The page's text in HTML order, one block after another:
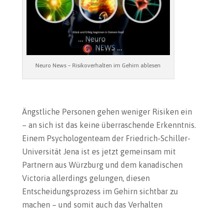
Neuro News – Risikoverhalten im Gehirn ablesen
Ängstliche Personen gehen weniger Risiken ein
– an sich ist das keine überraschende Erkenntnis.
Einem Psychologenteam der Friedrich-Schiller-
Universität Jena ist es jetzt gemeinsam mit
Partnern aus Würzburg und dem kanadischen
Victoria allerdings gelungen, diesen
Entscheidungsprozess im Gehirn sichtbar zu
machen – und somit auch das Verhalten